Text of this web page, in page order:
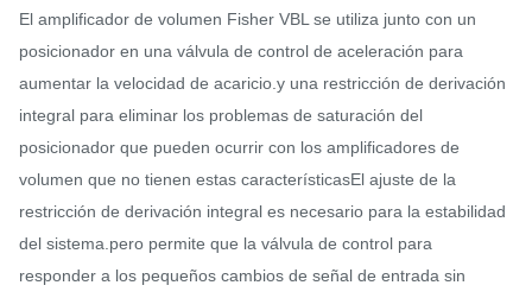
El amplificador de volumen Fisher VBL se utiliza junto con un
posicionador en una válvula de control de aceleración para
aumentar la velocidad de acaricio.y una restricción de derivación
integral para eliminar los problemas de saturación del
posicionador que pueden ocurrir con los amplificadores de
volumen que no tienen estas característicasEl ajuste de la
restricción de derivación integral es necesario para la estabilidad
del sistema.pero permite que la válvula de control para
responder a los pequeños cambios de señal de entrada sin